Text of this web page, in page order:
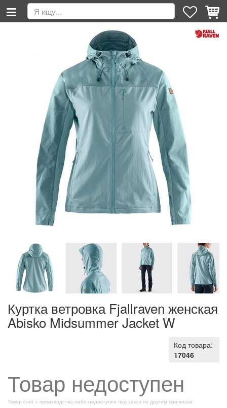
Куртка ветровка Fjallraven женская
Abisko Midsummer Jacket W
Код товара:
17046
Товар недоступен
Товар снят с производства либо недоступен под заказ по другим причинам